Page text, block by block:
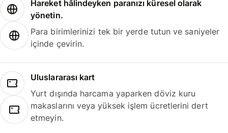
Hareket hâlindeyken paranızı küresel olarak
yönetin.
Para birimlerinizi tek bir yerde tutun ve saniyeler
içinde çevirin.
Uluslararası kart
Yurt dışında harcama yaparken döviz kuru
makaslarını veya yüksek işlem ücretlerini dert
etmeyin.